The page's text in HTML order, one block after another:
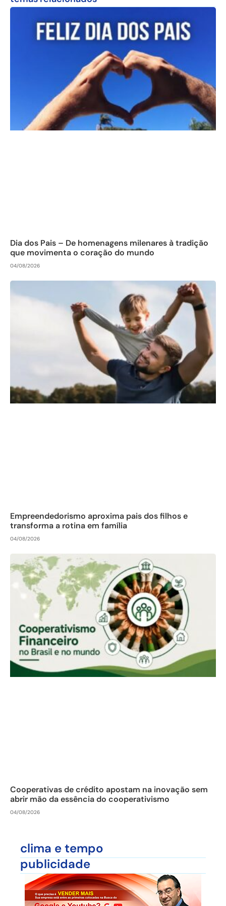
Dia dos Pais – De homenagens milenares à tradição
que movimenta o coração do mundo
04/08/2026
Empreendedorismo aproxima pais dos filhos e
transforma a rotina em família
04/08/2026
Cooperativas de crédito apostam na inovação sem
abrir mão da essência do cooperativismo
04/08/2026
clima e tempo
publicidade